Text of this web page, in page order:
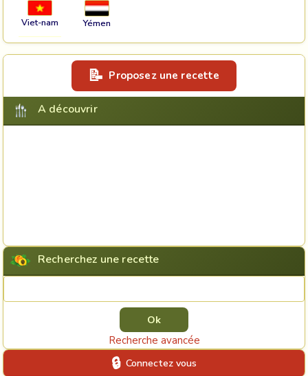
Viet-nam Yémen
Proposez une recette
A découvrir
Recherchez une recette
Recherche avancée
Connectez vous